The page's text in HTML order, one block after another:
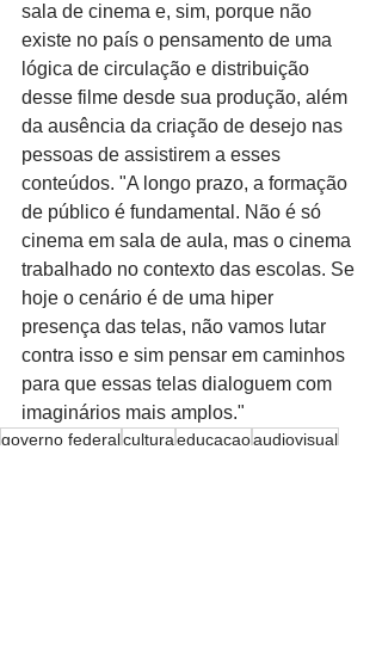
sala de cinema e, sim, porque não
existe no país o pensamento de uma
lógica de circulação e distribuição
desse filme desde sua produção, além
da ausência da criação de desejo nas
pessoas de assistirem a esses
conteúdos. "A longo prazo, a formação
de público é fundamental. Não é só
cinema em sala de aula, mas o cinema
trabalhado no contexto das escolas. Se
hoje o cenário é de uma hiper
presença das telas, não vamos lutar
contra isso e sim pensar em caminhos
para que essas telas dialoguem com
imaginários mais amplos."
governo federalculturaeducacaoaudiovisual